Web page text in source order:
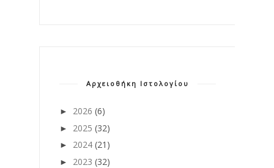
Αρχειοθήκη Ιστολογίου
► 2026 (6)
► 2025 (32)
► 2024 (21)
► 2023 (32)